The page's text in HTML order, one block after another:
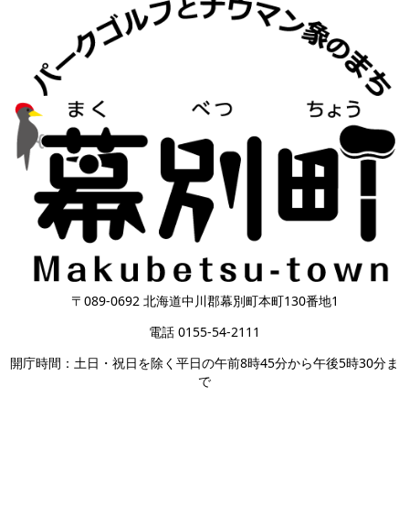
〒089-0692 北海道中川郡幕別町本町130番地1
電話 0155-54-2111
開庁時間：土日・祝日を除く平日の午前8時45分から午後5時30分ま
で